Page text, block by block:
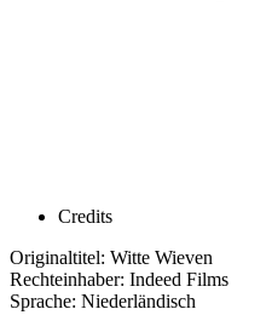
Credits
Originaltitel: Witte Wieven
Rechteinhaber: Indeed Films
Sprache: Niederländisch